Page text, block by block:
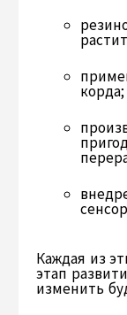
корда;
Каждая из
этап
изменить